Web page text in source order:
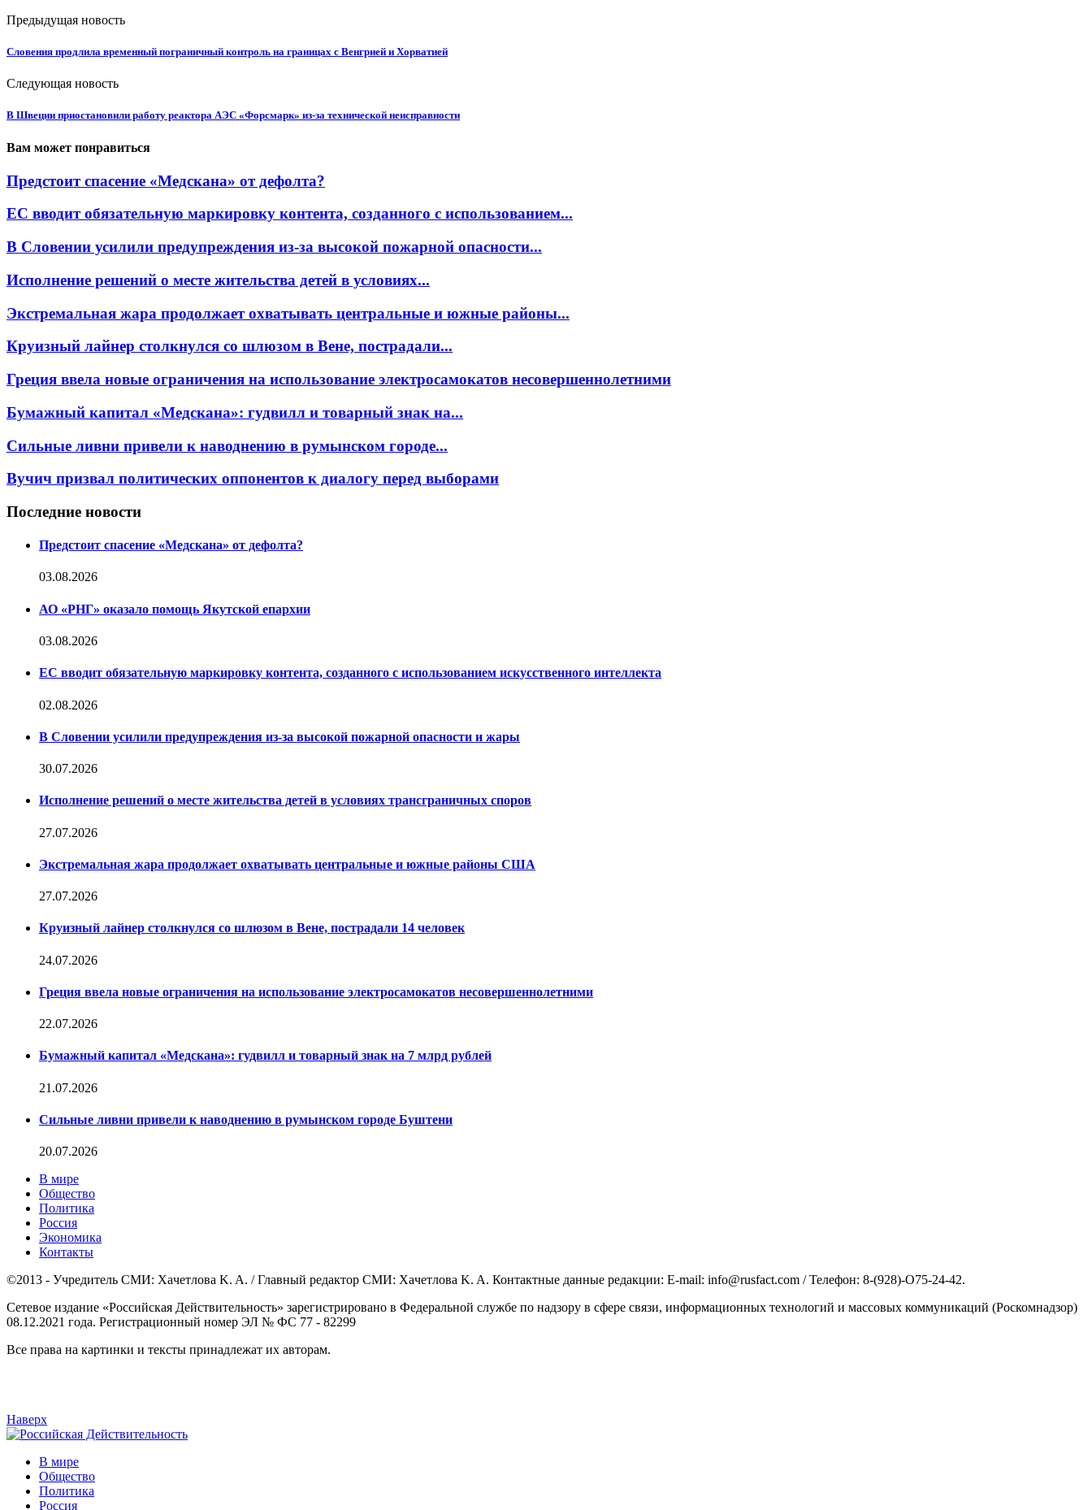
Предыдущая новость
Словения продлила временный пограничный контроль на границах с Венгрией и Хорватией
Следующая новость
В Швеции приостановили работу реактора АЭС «Форсмарк» из-за технической неисправности
Вам может понравиться
Предстоит спасение «Медскана» от дефолта?
ЕС вводит обязательную маркировку контента, созданного с использованием...
В Словении усилили предупреждения из-за высокой пожарной опасности...
Исполнение решений о месте жительства детей в условиях...
Экстремальная жара продолжает охватывать центральные и южные районы...
Круизный лайнер столкнулся со шлюзом в Вене, пострадали...
Греция ввела новые ограничения на использование электросамокатов несовершеннолетними
Бумажный капитал «Медскана»: гудвилл и товарный знак на...
Сильные ливни привели к наводнению в румынском городе...
Вучич призвал политических оппонентов к диалогу перед выборами
Последние новости
Предстоит спасение «Медскана» от дефолта?
03.08.2026
АО «РНГ» оказало помощь Якутской епархии
03.08.2026
ЕС вводит обязательную маркировку контента, созданного с использованием искусственного интеллекта
02.08.2026
В Словении усилили предупреждения из-за высокой пожарной опасности и жары
30.07.2026
Исполнение решений о месте жительства детей в условиях трансграничных споров
27.07.2026
Экстремальная жара продолжает охватывать центральные и южные районы США
27.07.2026
Круизный лайнер столкнулся со шлюзом в Вене, пострадали 14 человек
24.07.2026
Греция ввела новые ограничения на использование электросамокатов несовершеннолетними
22.07.2026
Бумажный капитал «Медскана»: гудвилл и товарный знак на 7 млрд рублей
21.07.2026
Сильные ливни привели к наводнению в румынском городе Буштени
20.07.2026
В мире
Общество
Политика
Россия
Экономика
Контакты
©2013 - Учредитель СМИ: Xaчeтлoвa K. A. / Главный редактор СМИ: Xaчeтлoвa K. A. Контактные данные редакции: E-mail: info@rusfact.com / Телефон: 8-(928)-O75-24-42.
Сетевое издание «Российская Действительность» зарегистрировано в Федеральной службе по надзору в сфере связи, информационных технологий и массовых коммуникаций (Роскомнадзор)
08.12.2021 года. Регистрационный номер ЭЛ № ФС 77 - 82299
Все права на картинки и тексты принадлежат их авторам.
Наверх
В мире
Общество
Политика
Россия